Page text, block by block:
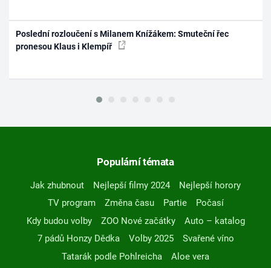
Poslední rozloučení s Milanem Knížákem: Smuteční řec
pronesou Klaus i Klempíř
Populární témata
Jak zhubnout Nejlepší filmy 2024
Nejlepší horory
TV program
Změna času Partie
Počasí
Kdy budou volby
ZOO Nové začátky
Auto – katalog
7 pádů Honzy Dědka
Volby 2025
Svařené víno
Tatarák podle Pohlreicha
Aloe vera